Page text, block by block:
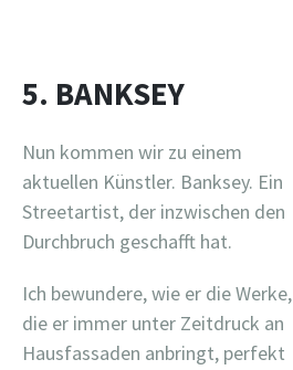
5. BANKSEY
Nun kommen wir zu einem
aktuellen Künstler. Banksey. Ein
Streetartist, der inzwischen den
Durchbruch geschafft hat.
Ich bewundere, wie er die Werke,
die er immer unter Zeitdruck an
Hausfassaden anbringt, perfekt